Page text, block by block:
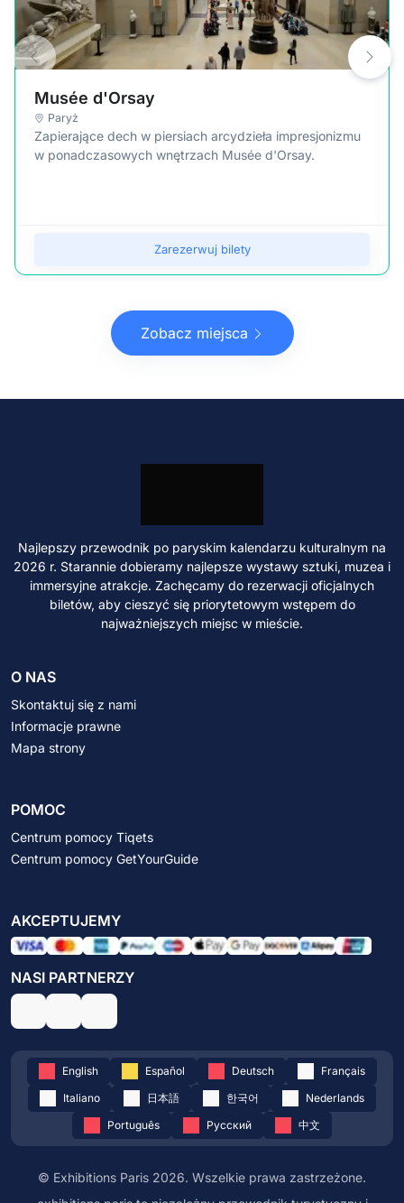
Musée d'Orsay
Paryż
Zapierające dech w piersiach arcydzieła impresjonizmu
w ponadczasowych wnętrzach Musée d'Orsay.
Zarezerwuj bilety
Zobacz miejsca
Najlepszy przewodnik po paryskim kalendarzu kulturalnym na
2026 r. Starannie dobieramy najlepsze wystawy sztuki, muzea i
immersyjne atrakcje. Zachęcamy do rezerwacji oficjalnych
biletów, aby cieszyć się priorytetowym wstępem do
najważniejszych miejsc w mieście.
O NAS
Skontaktuj się z nami
Informacje prawne
Mapa strony
POMOC
Centrum pomocy Tiqets
Centrum pomocy GetYourGuide
AKCEPTUJEMY
NASI PARTNERZY
English Español Deutsch
Français
Italiano
日本語 한국어
Nederlands
Português
Русский 中文
© Exhibitions Paris 2026. Wszelkie prawa zastrzeżone.